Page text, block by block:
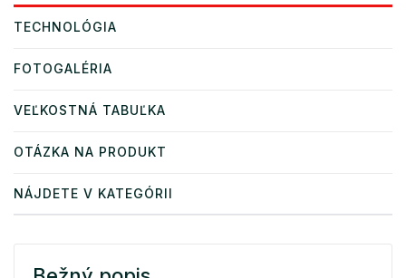
TECHNOLÓGIA
FOTOGALÉRIA
VEĽKOSTNÁ TABUĽKA
OTÁZKA NA PRODUKT
NÁJDETE V KATEGÓRII